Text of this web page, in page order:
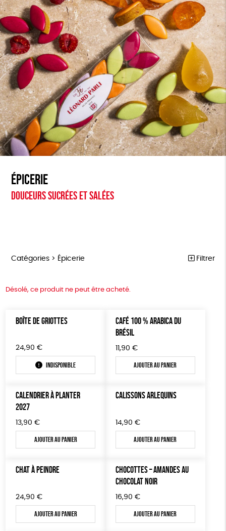
Épicerie
Douceurs sucrées et salées
Catégories > Épicerie Filtrer
MAISON
LIVRES
Trier par
Prix : du + cher au - cher
Disponibilité
Tous
50 € - 100 €
100 € - 150 €
150 € - 200 €
Couleur
Terracotta
vert violet
Vegan Biodégradable Cosme Bio FSC
Textile Bio ESAT Fabriqué en France
Désolé, ce produit ne peut être acheté.
BOÎTE DE GRIOTTES
24,90 €
Indisponible
CAFÉ 100 % ARABICA DU
BRÉSIL
11,90 €
Ajouter au panier
CALENDRIER À PLANTER
2027
13,90 €
Ajouter au panier
CALISSONS ARLEQUINS
14,90 €
Ajouter au panier
CHAT À PEINDRE
24,90 €
Ajouter au panier
CHOCOTTES – AMANDES AU
CHOCOLAT NOIR
16,90 €
Ajouter au panier